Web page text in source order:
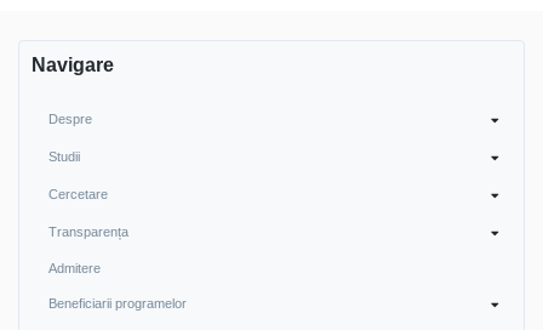
Navigare
Despre
Studii
Cercetare
Transparența
Admitere
Beneficiarii programelor